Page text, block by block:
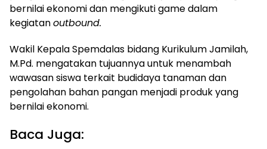
bernilai ekonomi dan mengikuti game dalam
kegiatanoutbound.
Wakil Kepala Spemdalas bidang Kurikulum Jamilah,
M.Pd. mengatakan tujuannya untuk menambah
wawasan siswa terkait budidaya tanaman dan
pengolahan bahan pangan menjadi produk yang
bernilai ekonomi.
Baca Juga: